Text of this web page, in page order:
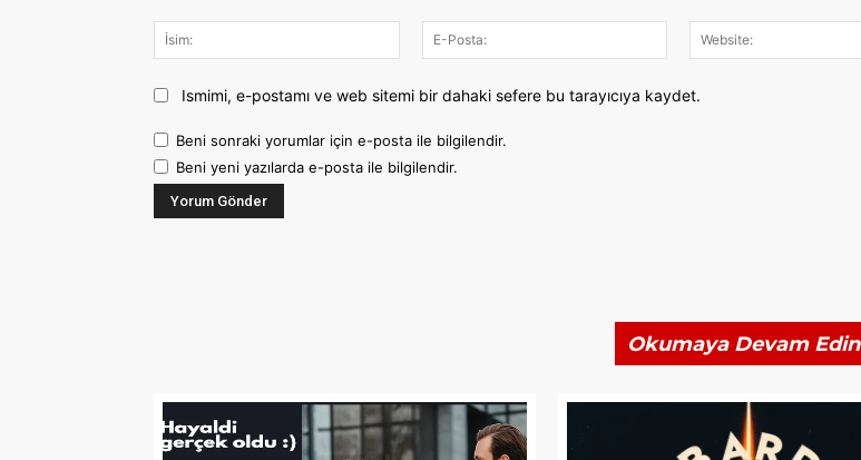
Posta:
Ismimi, e-postamı ve web sitemi bir dahaki sefere bu tarayıcıya kaydet.
Beni sonraki yorumlar için e-posta ile bilgilendir.
Beni yeni yazılarda e-posta ile bilgilendir.
Okumaya Devam Edin